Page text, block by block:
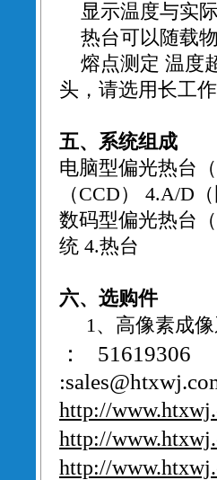
显示温度与实
热台可以随载
熔点测定 温度
头，请选用长工
五、系统组成
电脑型偏光热台（
（CCD） 4.A/D（
数码型偏光热台（
统 4.热台
六、选购件
1、 高像素成
：
51619306
http://
http://
http://